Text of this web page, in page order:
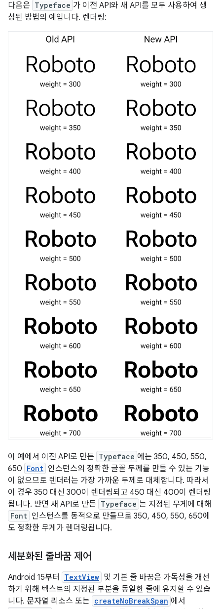
다음은 Typeface 가 이전 API와 새 API를 모두 사용하여 생
성된 방법의 예입니다. 렌더링:
이 예에서 이전 API로 만든 Typeface 에는 350, 450, 550,
650 Font 인스턴스의 정확한 글꼴 두께를 만들 수 있는 기능
이 없으므로 렌더러는 가장 가까운 두께로 대체합니다. 따라서
이 경우 350 대신 300이 렌더링되고 450 대신 400이 렌더링
됩니다. 반면 새 API로 만든 Typeface 는 지정된 무게에 대해
Font 인스턴스를 동적으로 만들므로 350, 450, 550, 650에
도 정확한 무게가 렌더링됩니다.
세분화된 줄바꿈 제어
Android 15부터 TextView 및 기본 줄 바꿈은 가독성을 개선
하기 위해 텍스트의 지정된 부분을 동일한 줄에 유지할 수 있습
니다. 문자열 리소스 또는 createNoBreakSpan 에서